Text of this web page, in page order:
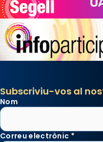
Subscriviu-vos al
Nom
Correu electrònic *